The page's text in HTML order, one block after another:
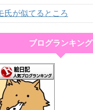
氏が似てるところ
ブログランキング